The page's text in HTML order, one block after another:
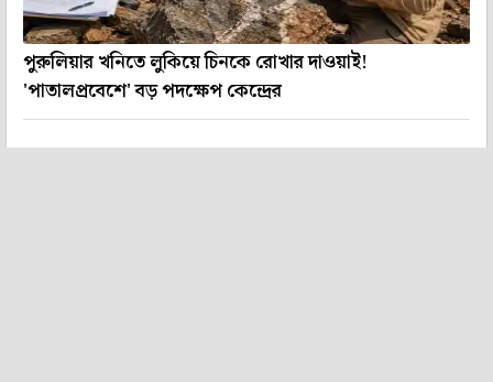
পুরুলিয়ার খনিতে লুকিয়ে চিনকে রোখার দাওয়াই!
'পাতালপ্রবেশে' বড় পদক্ষেপ কেন্দ্রের